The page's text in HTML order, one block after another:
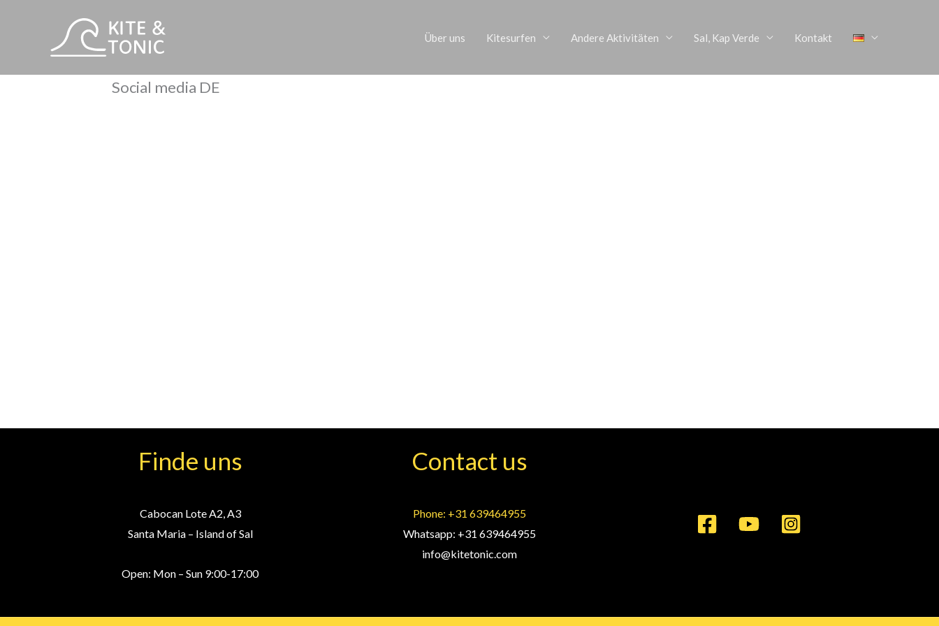
Über uns Kitesurfen Andere Aktivitäten Sal, Kap Verde Kontakt
Social media DE
Finde uns
Cabocan Lote A2, A3
Santa Maria – Island of Sal
Open: Mon – Sun 9:00-17:00
Contact us
Phone: +31 639464955
Whatsapp: +31 639464955
info@kitetonic.com